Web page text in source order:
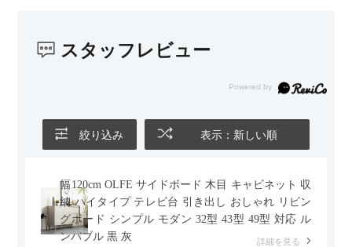
スタッフレビュー
絞り込み 表示：新しい順
幅120cm OLFE サイドボード 木目 キャビネット 収
納 ハイタイプ テレビ台 引き出し おしゃれ リビン
グボード シンプル モダン 32型 43型 49型 対応 ル
ンバブル 黒 灰
詳細を見る